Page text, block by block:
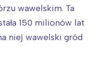
wawelskim. Ta
150 milionów lat
niej wawelski gród